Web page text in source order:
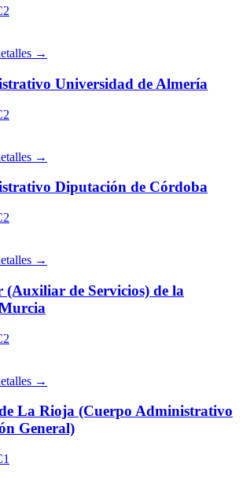
→
Universidad de Almería
→
Diputación de Córdoba
→
de Servicios) de la
→
La Rioja (Cuerpo Administrativo
General)